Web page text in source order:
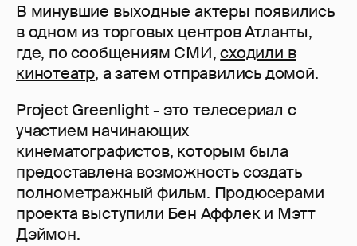
В минувшие выходные актеры появились
в одном из торговых центров Атланты,
где, по сообщениям СМИ,сходили в
кинотеатр, а затем отправились домой.
Project Greenlight - это телесериал с
участием начинающих
кинематографистов, которым была
предоставлена возможность создать
полнометражный фильм. Продюсерами
проекта выступили Бен Аффлек и Мэтт
Дэймон.